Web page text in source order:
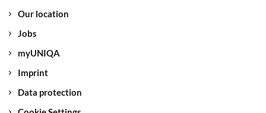
Our location
Jobs
myUNIQA
Imprint
Data protection